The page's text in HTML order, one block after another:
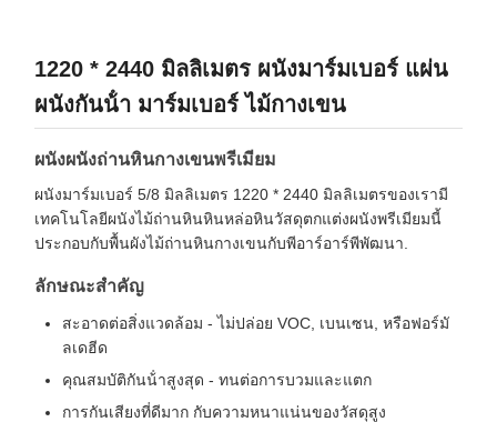
1220 * 2440 มิลลิเมตร ผนังมาร์มเบอร์ แผ่น
ผนังกันน้ํา มาร์มเบอร์ ไม้กางเขน
ผนังผนังถ่านหินกางเขนพรีเมียม
ผนังมาร์มเบอร์ 5/8 มิลลิเมตร 1220 * 2440 มิลลิเมตรของเรามี
เทคโนโลยีผนังไม้ถ่านหินหินหล่อหินวัสดุตกแต่งผนังพรีเมียมนี้
ประกอบกับพื้นผังไม้ถ่านหินกางเขนกับพีอาร์อาร์พีพัฒนา.
ลักษณะสําคัญ
สะอาดต่อสิ่งแวดล้อม - ไม่ปล่อย VOC, เบนเซน, หรือฟอร์มั
ลเดฮีด
คุณสมบัติกันน้ําสูงสุด - ทนต่อการบวมและแตก
การกันเสียงที่ดีมาก กับความหนาแน่นของวัสดุสูง